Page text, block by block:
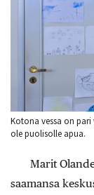
Kotona vessa on
ole puolisolle apua.
Marit
saamansa